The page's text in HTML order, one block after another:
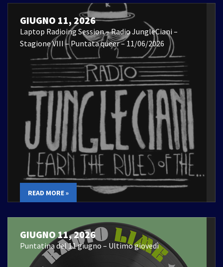
GIUGNO 11, 2026
Laptop Radioing Session – Radio JungleCiani –
Stagione VIII – Puntata queer – 11/06/2026
READ MORE »
GIUGNO 11, 2026
Puntatina del 11 giugno – Ultimo giovedì